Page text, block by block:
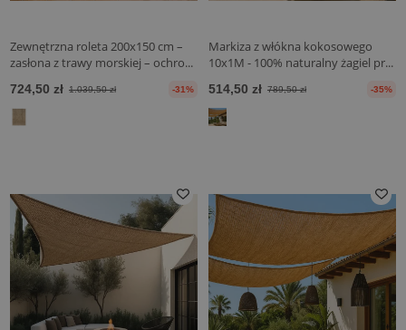
Zewnętrzna roleta 200x150 cm –
zasłona z trawy morskiej – ochro...
724,50 zł 1.039,50 zł -31%
Markiza z włókna kokosowego
10x1M - 100% naturalny żagiel pr...
514,50 zł 789,50 zł -35%